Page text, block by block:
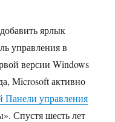
ярлык
управления в
версии Windows
Microsoft активно
Панели управления
Спустя шесть лет